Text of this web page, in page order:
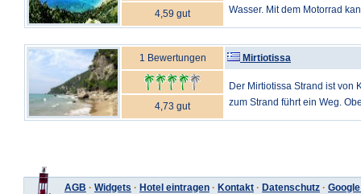
Wasser. Mit dem Motorrad
4,59 gut
1 Bewertungen Mirtiotissa
Der Mirtiotissa Strand ist von
zum Strand führt ein Weg.
4,73 gut
AGB · Widgets · Hotel eintragen · Kontakt · Datenschutz ·